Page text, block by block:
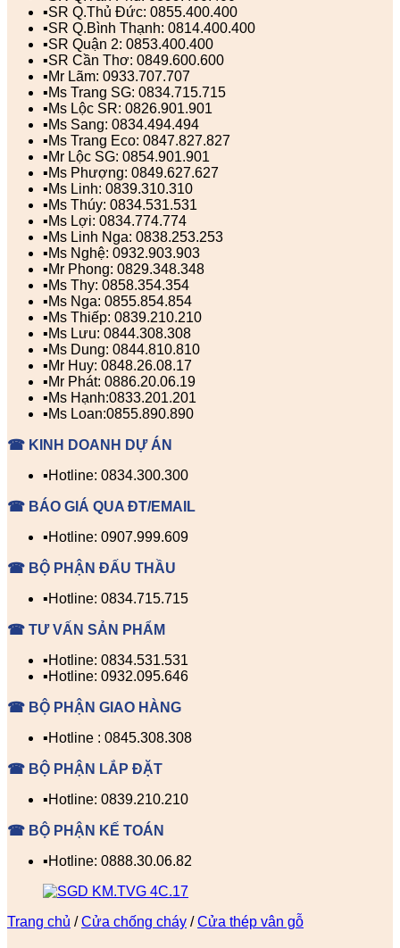
▪️SR Q.Thủ Đức: 0855.400.400
▪️SR Q.Bình Thạnh: 0814.400.400
▪️SR Quận 2: 0853.400.400
▪️SR Cần Thơ: 0849.600.600
▪️Mr Lãm: 0933.707.707
▪️Ms Trang SG: 0834.715.715
▪️Ms Lộc SR: 0826.901.901
▪️Ms Sang: 0834.494.494
▪️Ms Trang Eco: 0847.827.827
▪️Mr Lộc SG: 0854.901.901
▪️Ms Phượng: 0849.627.627
▪️Ms Linh: 0839.310.310
▪️Ms Thúy: 0834.531.531
▪️Ms Lợi: 0834.774.774
▪️Ms Linh Nga: 0838.253.253
▪️Ms Nghệ: 0932.903.903
▪️Mr Phong: 0829.348.348
▪️Ms Thy: 0858.354.354
▪️Ms Nga: 0855.854.854
▪️Ms Thiếp: 0839.210.210
▪️Ms Lưu: 0844.308.308
▪️Ms Dung: 0844.810.810
▪️Mr Huy: 0848.26.08.17
▪️Mr Phát: 0886.20.06.19
▪️Ms Hạnh:0833.201.201
▪️Ms Loan:0855.890.890
☎ KINH DOANH DỰ ÁN
▪️Hotline: 0834.300.300
☎ BÁO GIÁ QUA ĐT/EMAIL
▪️Hotline: 0907.999.609
☎ BỘ PHẬN ĐẤU THẦU
▪️Hotline: 0834.715.715
☎ TƯ VẤN SẢN PHẨM
▪️Hotline: 0834.531.531
▪️Hotline: 0932.095.646
☎ BỘ PHẬN GIAO HÀNG
▪️Hotline : 0845.308.308
☎ BỘ PHẬN LẮP ĐẶT
▪️Hotline: 0839.210.210
☎ BỘ PHẬN KẾ TOÁN
▪️Hotline: 0888.30.06.82
Trang chủ / Cửa chống cháy / Cửa thép vân gỗ